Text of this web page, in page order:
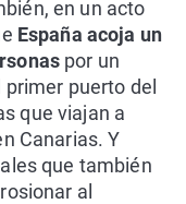
en un acto
España acoja un
por un
puerto del
que viajan a
Canarias. Y
que también
al